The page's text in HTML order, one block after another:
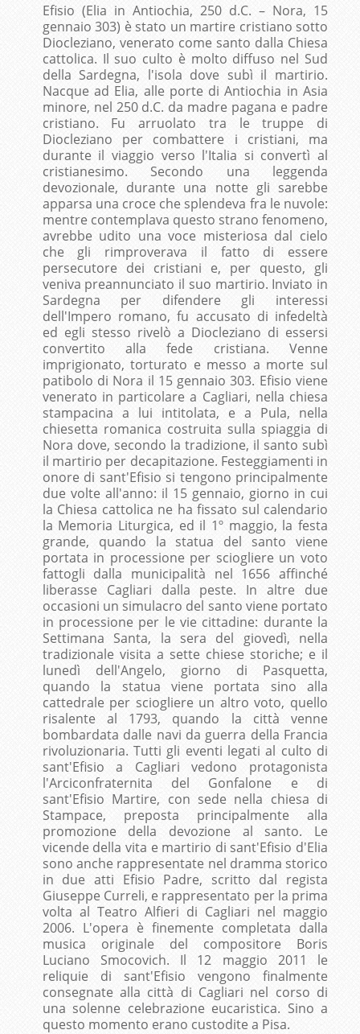
Efisio (Elia in Antiochia, 250 d.C. – Nora, 15
gennaio 303) è stato un martire cristiano sotto
Diocleziano, venerato come santo dalla Chiesa
cattolica. Il suo culto è molto diffuso nel Sud
della Sardegna, l'isola dove subì il martirio.
Nacque ad Elia, alle porte di Antiochia in Asia
minore, nel 250 d.C. da madre pagana e padre
cristiano. Fu arruolato tra le truppe di
Diocleziano per combattere i cristiani, ma
durante il viaggio verso l'Italia si convertì al
cristianesimo. Secondo una leggenda
devozionale, durante una notte gli sarebbe
apparsa una croce che splendeva fra le nuvole:
mentre contemplava questo strano fenomeno,
avrebbe udito una voce misteriosa dal cielo
che gli rimproverava il fatto di essere
persecutore dei cristiani e, per questo, gli
veniva preannunciato il suo martirio. Inviato in
Sardegna per difendere gli interessi
dell'Impero romano, fu accusato di infedeltà
ed egli stesso rivelò a Diocleziano di essersi
convertito alla fede cristiana. Venne
imprigionato, torturato e messo a morte sul
patibolo di Nora il 15 gennaio 303. Efisio viene
venerato in particolare a Cagliari, nella chiesa
stampacina a lui intitolata, e a Pula, nella
chiesetta romanica costruita sulla spiaggia di
Nora dove, secondo la tradizione, il santo subì
il martirio per decapitazione. Festeggiamenti in
onore di sant'Efisio si tengono principalmente
due volte all'anno: il 15 gennaio, giorno in cui
la Chiesa cattolica ne ha fissato sul calendario
la Memoria Liturgica, ed il 1º maggio, la festa
grande, quando la statua del santo viene
portata in processione per sciogliere un voto
fattogli dalla municipalità nel 1656 affinché
liberasse Cagliari dalla peste. In altre due
occasioni un simulacro del santo viene portato
in processione per le vie cittadine: durante la
Settimana Santa, la sera del giovedì, nella
tradizionale visita a sette chiese storiche; e il
lunedì dell'Angelo, giorno di Pasquetta,
quando la statua viene portata sino alla
cattedrale per sciogliere un altro voto, quello
risalente al 1793, quando la città venne
bombardata dalle navi da guerra della Francia
rivoluzionaria. Tutti gli eventi legati al culto di
sant'Efisio a Cagliari vedono protagonista
l'Arciconfraternita del Gonfalone e di
sant'Efisio Martire, con sede nella chiesa di
Stampace, preposta principalmente alla
promozione della devozione al santo. Le
vicende della vita e martirio di sant'Efisio d'Elia
sono anche rappresentate nel dramma storico
in due atti Efisio Padre, scritto dal regista
Giuseppe Curreli, e rappresentato per la prima
volta al Teatro Alfieri di Cagliari nel maggio
2006. L'opera è finemente completata dalla
musica originale del compositore Boris
Luciano Smocovich. Il 12 maggio 2011 le
reliquie di sant'Efisio vengono finalmente
consegnate alla città di Cagliari nel corso di
una solenne celebrazione eucaristica. Sino a
questo momento erano custodite a Pisa.